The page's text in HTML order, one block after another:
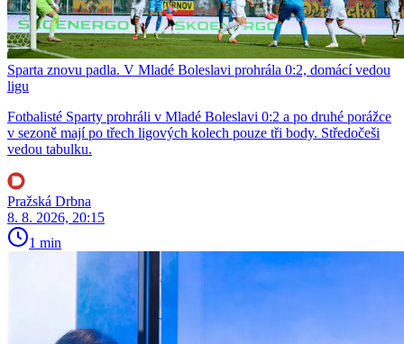
Sparta znovu padla. V Mladé Boleslavi prohrála 0:2, domácí vedou
ligu
Fotbalisté Sparty prohráli v Mladé Boleslavi 0:2 a po druhé porážce
v sezoně mají po třech ligových kolech pouze tři body. Středočeši
vedou tabulku.
Pražská Drbna
8. 8. 2026, 20:15
1 min